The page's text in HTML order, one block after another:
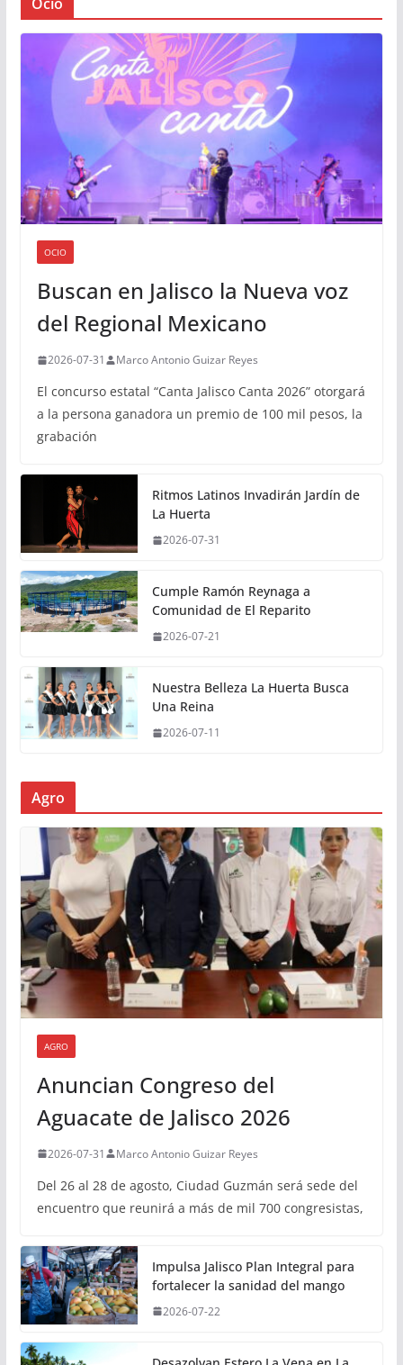
Ocio
OCIO
Buscan en Jalisco la Nueva voz
del Regional Mexicano
2026-07-31 Marco Antonio Guizar Reyes
El concurso estatal “Canta Jalisco Canta 2026” otorgará
a la persona ganadora un premio de 100 mil pesos, la
grabación
Ritmos Latinos Invadirán Jardín de
La Huerta
2026-07-31
Cumple Ramón Reynaga a
Comunidad de El Reparito
2026-07-21
Nuestra Belleza La Huerta Busca
Una Reina
2026-07-11
Agro
AGRO
Anuncian Congreso del
Aguacate de Jalisco 2026
2026-07-31 Marco Antonio Guizar Reyes
Del 26 al 28 de agosto, Ciudad Guzmán será sede del
encuentro que reunirá a más de mil 700 congresistas,
Impulsa Jalisco Plan Integral para
fortalecer la sanidad del mango
2026-07-22